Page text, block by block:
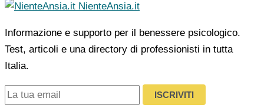
NienteAnsia.it
Informazione e supporto per il benessere psicologico.
Test, articoli e una directory di professionisti in tutta
Italia.
ISCRIVITI